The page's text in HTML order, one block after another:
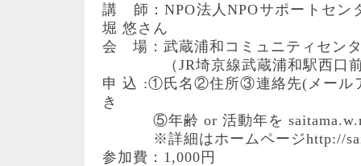
講 師：NPO法人NPOサポートセ
堀 悠さん
会 場：武蔵浦和コミュニティセン
（JR埼京線武蔵浦和駅西口
申 込 :①氏名②住所③連絡先(メール
き
⑤年齢 or 活動年を
※詳細はホームページhttp://
参加費：1,000円